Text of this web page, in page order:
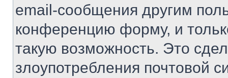
email-сообщения другим
конференцию форму, и
такую возможность. Это
злоупотребления почтовой